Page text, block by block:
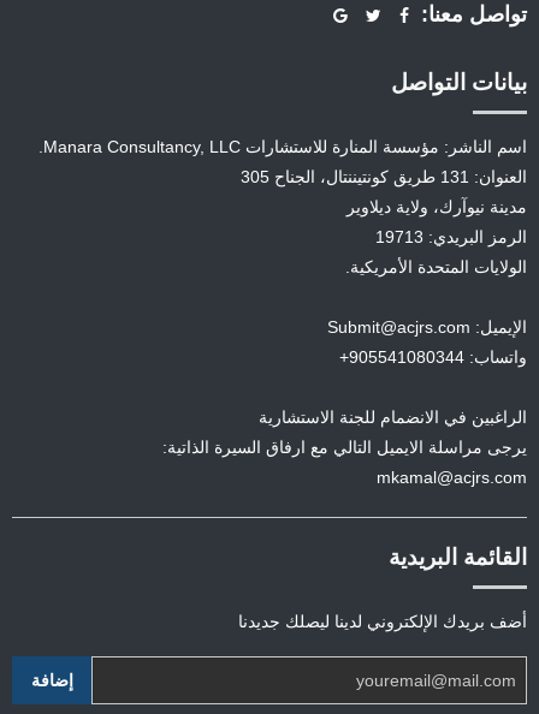
تواصل معنا:
بيانات التواصل
اسم الناشر: مؤسسة المنارة للاستشارات Manara Consultancy, LLC.
العنوان: 131 طريق كونتيننتال، الجناح 305
مدينة نيوآرك، ولاية ديلاوير
الرمز البريدي: 19713
الولايات المتحدة الأمريكية.
الإيميل: Submit@acjrs.com
واتساب: 905541080344+
الراغبين في الانضمام للجنة الاستشارية
يرجى مراسلة الايميل التالي مع ارفاق السيرة الذاتية:
mkamal@acjrs.com
القائمة البريدية
أضف بريدك الإلكتروني لدينا ليصلك جديدنا